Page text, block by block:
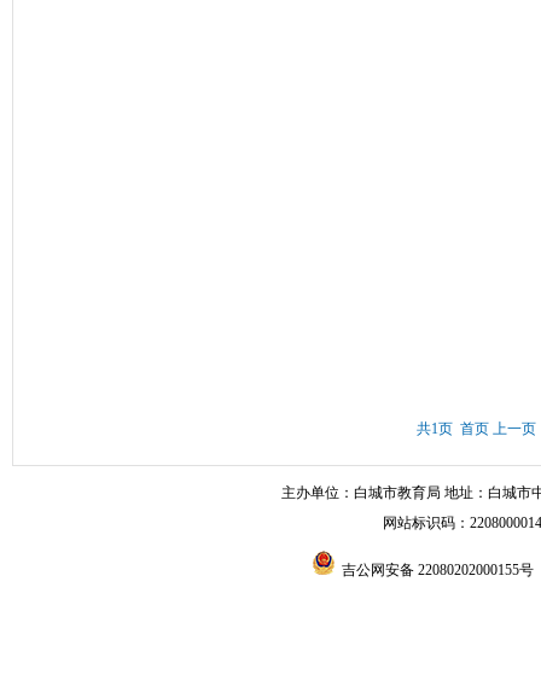
共1页 首页 上一页
主办单位：白城市教育局 地址：白城市
网站标识码：
吉公网安备 22080202000155号